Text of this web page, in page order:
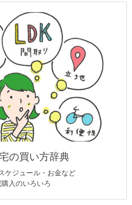
の買い方辞典
ケジュール・お金など
入のいろいろ